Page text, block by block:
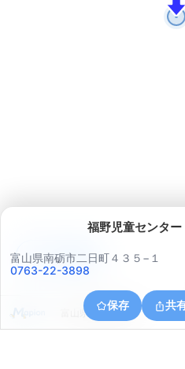
福野児童センタ
富山県南砺市二日町４３５−１
0763-22-3898
保存 共
富山県南砺市野尻
アプリで見る